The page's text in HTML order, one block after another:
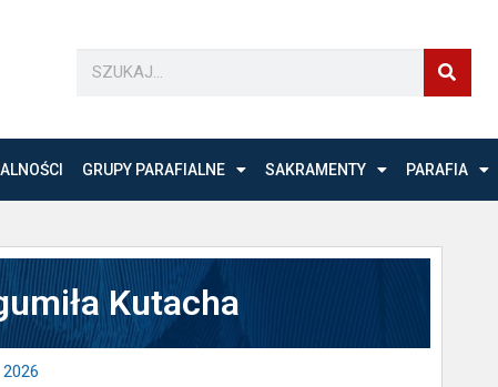
GRUPY PARAFIALNE SAKRAMENTY PARAFIA
Kutacha